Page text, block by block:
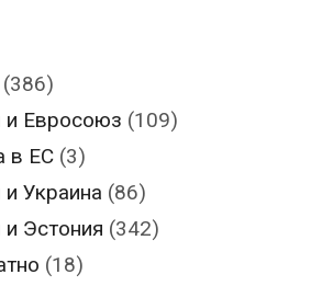
(386)
и Евросоюз (109)
в ЕС (3)
Украина (86)
Эстония (342)
(18)